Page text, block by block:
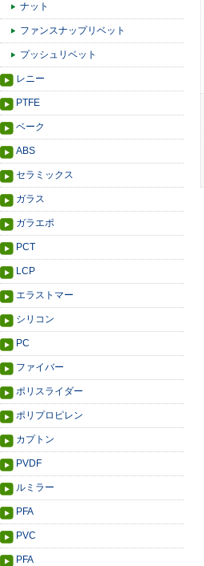
ナット
ファンスナップリベット
プッシュリベット
レニー
PTFE
ベーク
ABS
セラミックス
ガラス
ガラエポ
PCT
LCP
エラストマー
シリコン
PC
ファイバー
ポリスライダー
ポリプロピレン
カプトン
PVDF
ルミラー
PFA
PVC
PFA